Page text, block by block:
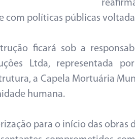
com políticas públicas
ficará sob a
Ltda, representada
a Capela Mortuária
humana.
para o início das